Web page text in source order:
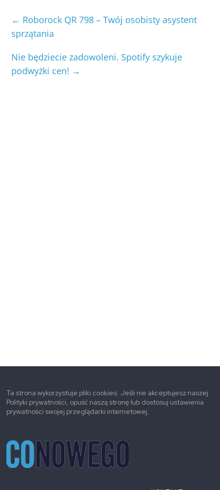
← Roborock QR 798 – Twój osobisty asystent
sprzątania
Nie będziecie zadowoleni. Spotify szykuje
podwyżki cen! →
Ta strona wykorzystuje pliki cookies. Jeśli nie akceptujesz naszej
Polityki prywatności, opuść naszą stronę lub dostosuj ustawienia
prywatności swojej przeglądarki internetowej.